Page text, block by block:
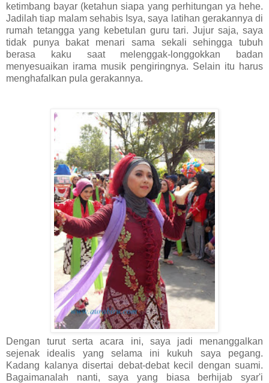
ketimbang bayar (ketahun siapa yang perhitungan ya hehe.
Jadilah tiap malam sehabis Isya, saya latihan gerakannya di
rumah tetangga yang kebetulan guru tari. Jujur saja, saya
tidak punya bakat menari sama sekali sehingga tubuh
berasa kaku saat melenggak-longgokkan badan
menyesuaikan irama musik pengiringnya. Selain itu harus
menghafalkan pula gerakannya.
Dengan turut serta acara ini, saya jadi menanggalkan
sejenak idealis yang selama ini kukuh saya pegang.
Kadang kalanya disertai debat-debat kecil dengan suami.
Bagaimanalah nanti, saya yang biasa berhijab syar'i